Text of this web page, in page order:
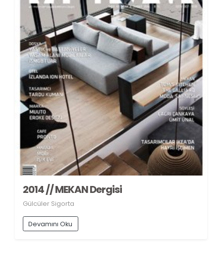
2014 // MEKAN Dergisi
Gülcüler Sigorta
Devamını Oku